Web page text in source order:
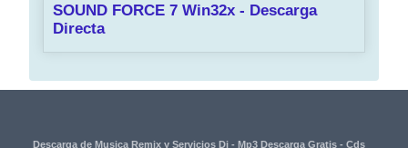
SOUND FORCE 7 Win32x - Descarga
Directa
Descarga de Musica Remix y Servicios Dj - Mp3 Descarga Gratis - Cds